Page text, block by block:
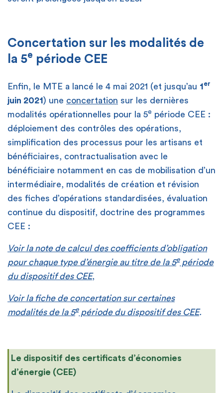
Concertation sur les modalités de
la 5e période CEE
Enfin, le MTE a lancé le 4 mai 2021 (et jusqu’au 1er
juin 2021) une concertation sur les dernières
modalités opérationnelles pour la 5e période CEE :
déploiement des contrôles des opérations,
simplification des processus pour les artisans et
bénéficiaires, contractualisation avec le
bénéficiaire notamment en cas de mobilisation d’un
intermédiaire, modalités de création et révision
des fiches d’opérations standardisées, évaluation
continue du dispositif, doctrine des programmes
CEE :
Voir la note de calcul des coefficients d’obligation
pour chaque type d’énergie au titre de la 5epériode
du dispositif des CEE,
Voir la fiche de concertation sur certaines
modalités de la 5epériode du dispositif des CEE.
Le dispositif des certificats d’économies
d’énergie (CEE)